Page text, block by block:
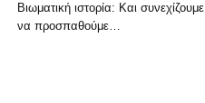
Βιωματική ιστορία: Και συνεχίζουμε
να προσπαθούμε…